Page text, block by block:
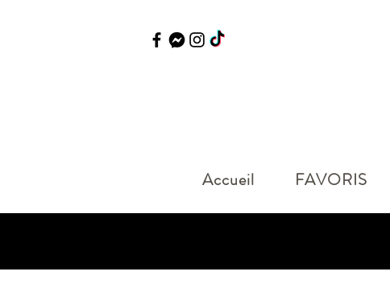
Accueil FAVORIS